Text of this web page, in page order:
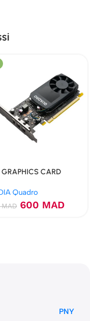
GRAPHICS CARD
Quadro
MAD 600 MAD
PNY